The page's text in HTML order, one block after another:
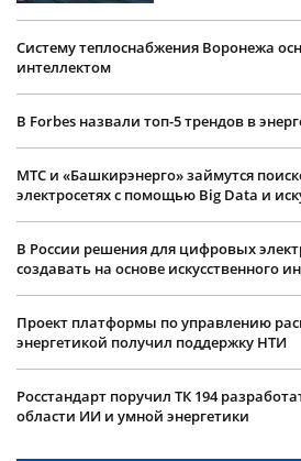
Систему теплоснабжения Воронежа
интеллектом
В Forbes назвали топ-5 трендов в
МТС и «Башкирэнерго» займутся
электросетях с помощью Big Data и
В России решения для цифровых
создавать на основе искусственного
Проект платформы по управлению
энергетикой получил поддержку НТИ
Росстандарт поручил ТК 194
области ИИ и умной энергетики